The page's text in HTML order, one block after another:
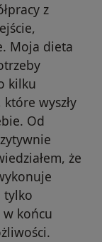
z
Moja dieta
kilku
wyszły
Od
że
tylko
końcu